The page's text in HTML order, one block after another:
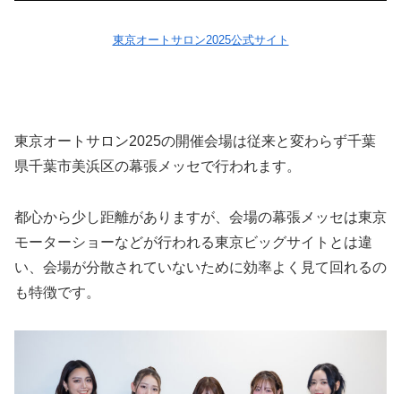
東京オートサロン2025公式サイト
東京オートサロン2025の開催会場は従来と変わらず千葉
県千葉市美浜区の幕張メッセで行われます。
都心から少し距離がありますが、会場の幕張メッセは東京
モーターショーなどが行われる東京ビッグサイトとは違
い、会場が分散されていないために効率よく見て回れるの
も特徴です。